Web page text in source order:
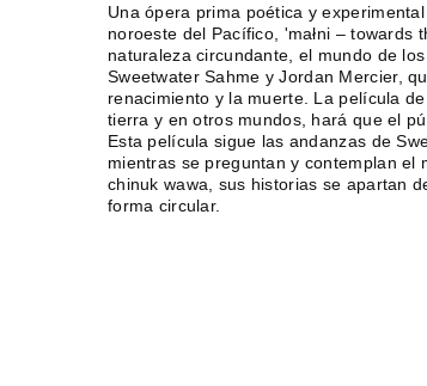
Una ópera prima poética y
noroeste del Pacífico, 'małni –
naturaleza circundante, el mundo de
Sweetwater Sahme y Jordan Mercier,
renacimiento y la muerte. La película
tierra y en otros mundos, hará que el
Esta película sigue las andanzas de
mientras se preguntan y contemplan el
chinuk wawa, sus historias se apartan
forma circular.